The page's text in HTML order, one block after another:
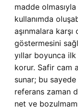
madde
kullanımda
aşınmalara
göstermesini
yıllar boyunca ilk
korur. Safir cam
sunar; bu
referans zaman
net ve